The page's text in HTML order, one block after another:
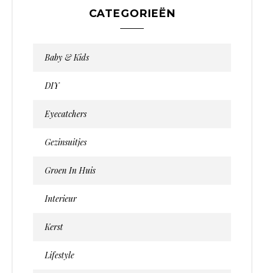
CATEGORIEËN
Baby & Kids
DIY
Eyecatchers
Gezinsuitjes
Groen In Huis
Interieur
Kerst
Lifestyle